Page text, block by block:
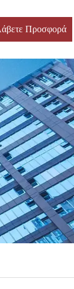
Προσφορά